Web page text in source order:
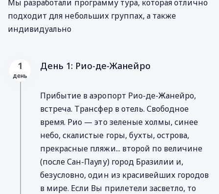
Мы разработали программу тура, которая отлично
подходит для небольших группах, а также
индивидуально
1
день
День 1: Рио-де-Жанейро
Прибытие в аэропорт Рио-де-Жанейро,
встреча. Трансфер в отель. Свободное
время. Рио — это зеленые холмы, синее
небо, скалистые горы, бухты, острова,
прекрасные пляжи... второй по величине
(после Сан-Паулу) город Бразилии и,
безусловно, один из красивейших городов
в мире. Если Вы прилетели засветло, то